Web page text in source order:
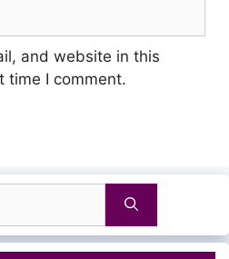
and website in this
time I comment.